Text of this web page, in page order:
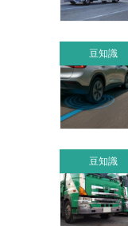
豆知識
豆知識